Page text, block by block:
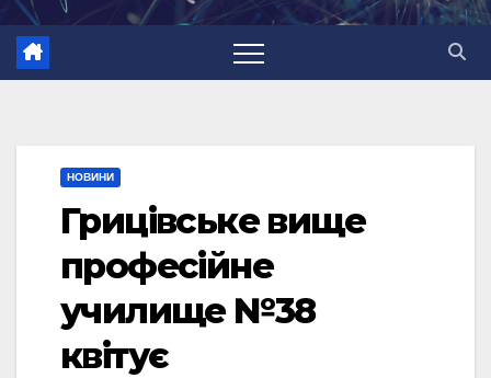
НОВИНИ
Грицівське вище
професійне
училище №38
квітує